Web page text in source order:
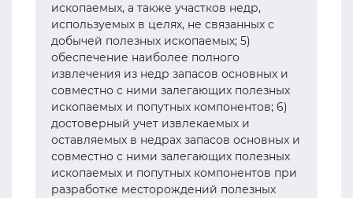
ископаемых, а также участков недр,
используемых в целях, не связанных с
добычей полезных ископаемых; 5)
обеспечение наиболее полного
извлечения из недр запасов основных и
совместно с ними залегающих полезных
ископаемых и попутных компонентов; 6)
достоверный учет извлекаемых и
оставляемых в недрах запасов основных и
совместно с ними залегающих полезных
ископаемых и попутных компонентов при
разработке месторождений полезных